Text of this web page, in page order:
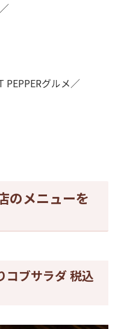
PEPPERグルメ／
のメニューを
コブサラダ 税込